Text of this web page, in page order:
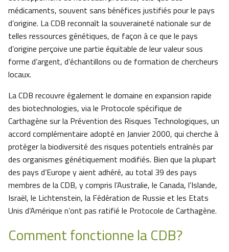
médicaments, souvent sans bénéfices justifiés pour le pays
d’origine. La CDB reconnaît la souveraineté nationale sur de
telles ressources génétiques, de façon à ce que le pays
d’origine perçoive une partie équitable de leur valeur sous
forme d’argent, d’échantillons ou de formation de chercheurs
locaux.
La CDB recouvre également le domaine en expansion rapide
des biotechnologies, via le Protocole spécifique de
Carthagène sur la Prévention des Risques Technologiques, un
accord complémentaire adopté en Janvier 2000, qui cherche à
protéger la biodiversité des risques potentiels entraînés par
des organismes génétiquement modifiés. Bien que la plupart
des pays d’Europe y aient adhéré, au total 39 des pays
membres de la CDB, y compris l’Australie, le Canada, l’Islande,
Israël, le Lichtenstein, la Fédération de Russie et les Etats
Unis d’Amérique n’ont pas ratifié le Protocole de Carthagène.
Comment fonctionne la CDB?